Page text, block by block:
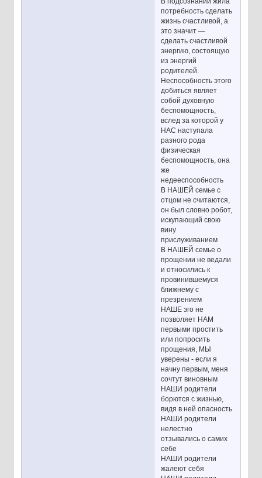
потребность сделать
жизнь счастливой, а
это значит —
сделать счастливой
энергию, состоящую
из энергий
родителей.
Неспособность этого
добиться являет
собой духовную
беспомощность,
вслед за которой у
НАС наступала
разного рода
физическая
беспомощность, она
же
недееспособность
В НАШЕЙ семье с
отцом не считаются,
он был словно робот,
искупающий свою
вину
прислуживанием
В НАШЕЙ семье о
прощении не ведали
и относились к
провинившемуся
ближнему с
презрением
НАШЕ эго не
позволяет НАМ
первыми простить
или попросить
прощения, МЫ
уверены - если я
начну первым, меня
сочтут виновным
НАШИ родители
борются с жизнью,
видя в ней опасность
НАШИ родители
нелестно
отзывались о самих
себе
НАШИ родители
жалеют себя